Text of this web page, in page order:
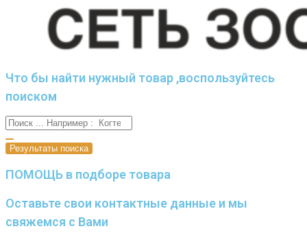
Что бы найти нужный товар ,воспользуйтесь
поиском
Результаты поиска
ПОМОЩЬ в подборе товара
Оставьте свои контактные данные и мы
свяжемся с Вами